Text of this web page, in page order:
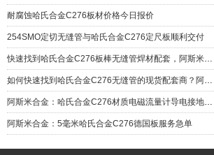
耐腐蚀哈氏合金C276板材价格今日报价
254SMO定切无缝管与哈氏合金C276定尺板顺利交付
快速找到哈氏合金C276板棒无缝管焊材配套，阿斯米给您更多
如何快速找到哈氏合金C276无缝管的现货配套商？阿斯米给您答案
阿斯米合金：哈氏合金C276材质电磁流量计导电接地环交付
阿斯米合金：5毫米哈氏合金C276德国板服务急单